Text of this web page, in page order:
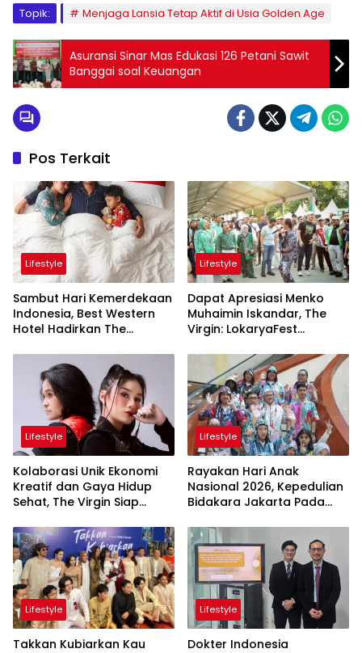
Topik:
Menjaga Lansia Tetap Aktif di Usia Golden Age
Asuransi Sinar Mas Edukasi 126 Petani Sawit
Banggai soal Keuangan
Pos Terkait
Lifestyle
Sambut Hari Kemerdekaan
Indonesia, Best Western
Hotel Hadirkan The
Hingga 45%
Lifestyle
Dapat Apresiasi Menko
Muhaimin Iskandar, The
Virgin: LokaryaFest
Pertemukan Kolaborasi
Apik
Lifestyle
Kolaborasi Unik Ekonomi
Kreatif dan Gaya Hidup
Sehat, The Virgin Siap
LokaryaFest 2026
Lifestyle
Rayakan Hari Anak
Nasional 2026, Kepedulian
Bidakara Jakarta Pada
Lewat Acara Where Hope
Begins
Lifestyle
Takkan Kubiarkan Kau
Lifestyle
Dokter Indonesia